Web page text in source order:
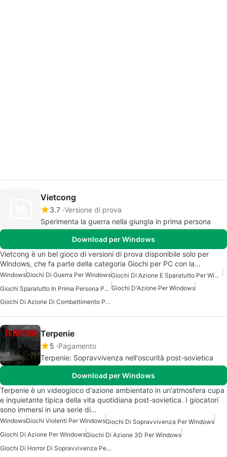
Vietcong
3.7 Versione di prova
Sperimenta la guerra nella giungla in prima persona
Download per Windows
Vietcong è un bel gioco di versioni di prova disponibile solo per
Windows, che fa parte della categoria Giochi per PC con la…
WindowsGiochi Di Guerra Per Windows
Giochi Di Azione E Sparatutto Per Windows
Giochi Sparatutto In Prima Persona Per Windows Giochi D'Azione Per Windows
Giochi Di Azione Di Combattimento Per Windows
Terpenie
5 Pagamento
Terpenie: Sopravvivenza nell'oscurità post-sovietica
Download per Windows
Terpenie è un videogioco d'azione ambientato in un'atmosfera cupa
e inquietante tipica della vita quotidiana post-sovietica. I giocatori
sono immersi in una serie di…
WindowsGiochi Violenti Per WindowsGiochi Di Sopravvivenza Per Windows
Giochi Di Azione Per WindowsGiochi Di Azione 3D Per Windows
Giochi Di Horror Di Sopravvivenza Per Windows 7